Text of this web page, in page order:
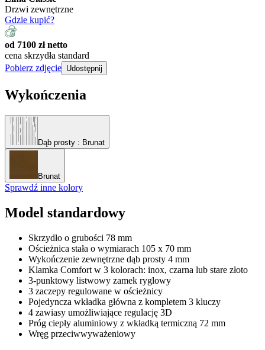
Drzwi zewnętrzne
Gdzie kupić?
od 7100 zł netto
cena skrzydła standard
Pobierz zdjęcie Udostępnij
Wykończenia
Dąb prosty : Brunat
Brunat
Sprawdź inne kolory
Model standardowy
Skrzydło o grubości 78 mm
Ościeżnica stała o wymiarach 105 x 70 mm
Wykończenie zewnętrzne dąb prosty 4 mm
Klamka Comfort w 3 kolorach: inox, czarna lub stare złoto
3-punktowy listwowy zamek ryglowy
3 zaczepy regulowane w ościeżnicy
Pojedyncza wkładka główna z kompletem 3 kluczy
4 zawiasy umożliwiające regulację 3D
Próg ciepły aluminiowy z wkładką termiczną 72 mm
Wręg przeciwwyważeniowy